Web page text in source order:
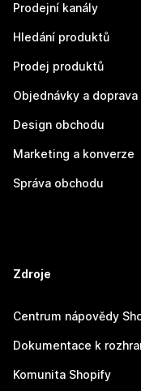
Prodejní kanály
Hledání produktů
Prodej produktů
Objednávky a doprava
Design obchodu
Marketing a konverze
Správa obchodu
Zdroje
Centrum nápovědy
Dokumentace k
Komunita Shopify